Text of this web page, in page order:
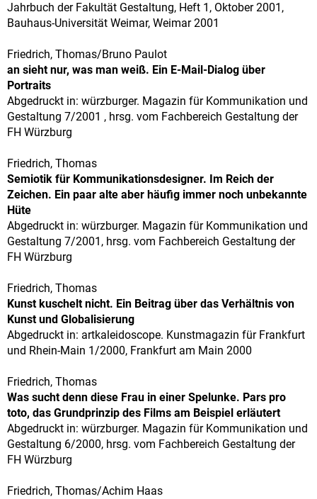
Jahrbuch der Fakultät Gestaltung, Heft 1, Oktober 2001,
Bauhaus-Universität Weimar, Weimar 2001
Friedrich, Thomas/Bruno Paulot
an sieht nur, was man weiß. Ein E-Mail-Dialog über
Portraits
Abgedruckt in: würzburger. Magazin für Kommunikation und
Gestaltung 7/2001 , hrsg. vom Fachbereich Gestaltung der
FH Würzburg
Friedrich, Thomas
Semiotik für Kommunikationsdesigner. Im Reich der
Zeichen. Ein paar alte aber häufig immer noch unbekannte
Hüte
Abgedruckt in: würzburger. Magazin für Kommunikation und
Gestaltung 7/2001, hrsg. vom Fachbereich Gestaltung der
FH Würzburg
Friedrich, Thomas
Kunst kuschelt nicht. Ein Beitrag über das Verhältnis von
Kunst und Globalisierung
Abgedruckt in: artkaleidoscope. Kunstmagazin für Frankfurt
und Rhein-Main 1/2000, Frankfurt am Main 2000
Friedrich, Thomas
Was sucht denn diese Frau in einer Spelunke. Pars pro
toto, das Grundprinzip des Films am Beispiel erläutert
Abgedruckt in: würzburger. Magazin für Kommunikation und
Gestaltung 6/2000, hrsg. vom Fachbereich Gestaltung der
FH Würzburg
Friedrich, Thomas/Achim Haas